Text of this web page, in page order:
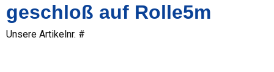
geschloß auf Rolle5m
Unsere Artikelnr. #